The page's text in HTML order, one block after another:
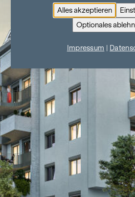
Alles akzeptieren
Optionales
Impressum